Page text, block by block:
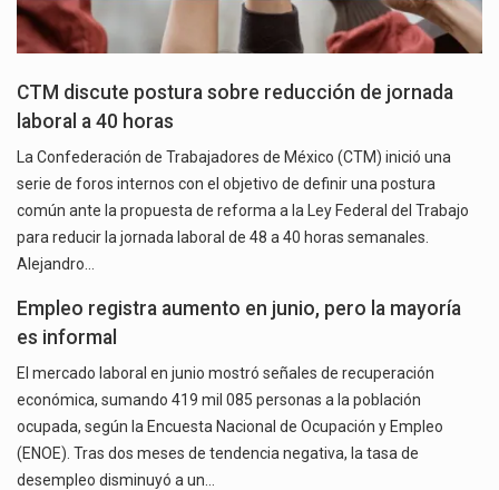
CTM discute postura sobre reducción de jornada
laboral a 40 horas
La Confederación de Trabajadores de México (CTM) inició una
serie de foros internos con el objetivo de definir una postura
común ante la propuesta de reforma a la Ley Federal del Trabajo
para reducir la jornada laboral de 48 a 40 horas semanales.
Alejandro…
Empleo registra aumento en junio, pero la mayoría
es informal
El mercado laboral en junio mostró señales de recuperación
económica, sumando 419 mil 085 personas a la población
ocupada, según la Encuesta Nacional de Ocupación y Empleo
(ENOE). Tras dos meses de tendencia negativa, la tasa de
desempleo disminuyó a un…